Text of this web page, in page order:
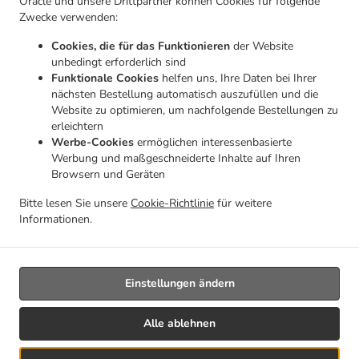
Zwecke verwenden:
Cookies, die für das Funktionieren der Website
unbedingt erforderlich sind
Funktionale Cookies helfen uns, Ihre Daten bei Ihrer
nächsten Bestellung automatisch auszufüllen und die
Website zu optimieren, um nachfolgende Bestellungen zu
erleichtern
Werbe-Cookies ermöglichen interessenbasierte
Werbung und maßgeschneiderte Inhalte auf Ihren
Browsern und Geräten
Bitte lesen Sie unsere Cookie-Richtlinie für weitere
Informationen.
Alle ablehnen
Einstellungen ändern
Kontakt
+49 7971 9786464
Tischreservierung
Im Voraus bestellen
Kontakt